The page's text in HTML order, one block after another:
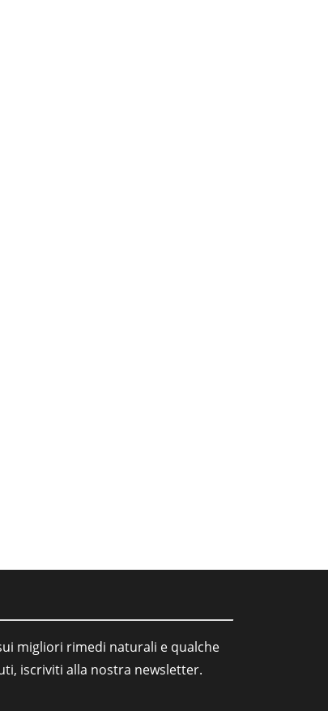
migliori rimedi naturali e qualche
iscriviti alla nostra newsletter.